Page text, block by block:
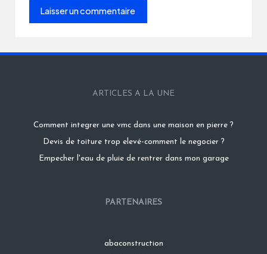
ARTICLES A LA UNE
Comment integrer une vmc dans une maison en pierre ?
Devis de toiture trop elevé-comment le negocier ?
Empecher l'eau de pluie de rentrer dans mon garage
PARTENAIRES
abaconstruction